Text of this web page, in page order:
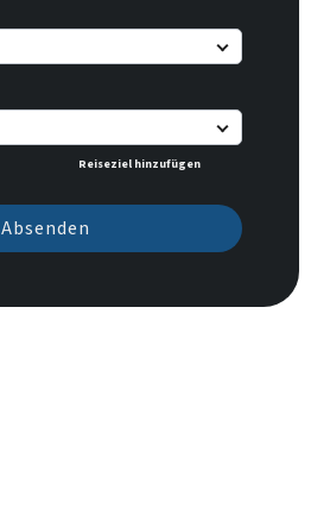
Reiseziel hinzufügen
Absenden